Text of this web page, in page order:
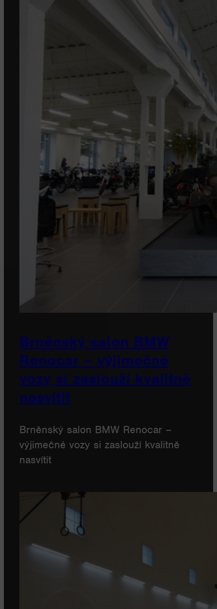
Brněnský salon BMW
Renocar – výjimečné
vozy si zaslouží kvalitně
nasvítit
Brněnský salon BMW Renocar –
výjimečné vozy si zaslouží kvalitně
nasvítit